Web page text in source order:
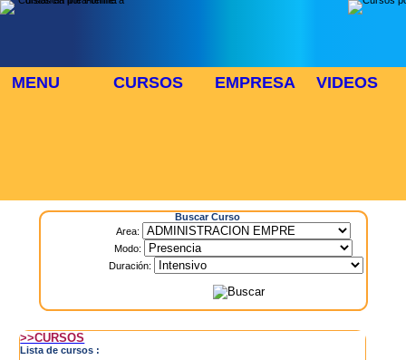
MENU CURSOS EMPRESA VIDEOS
Buscar Curso
Area:
Modo:
Duración:
>>CURSOS
Lista de cursos :